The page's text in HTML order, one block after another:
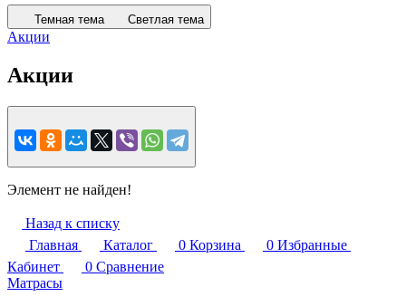
Темная тема Светлая тема
Акции
Акции
Элемент не найден!
Назад к списку
Главная
Каталог 0 Корзина 0 Избранные
Кабинет
0 Сравнение
Матрасы